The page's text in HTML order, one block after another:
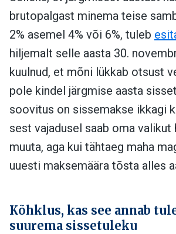
brutopalgast minema teise
2% asemel 4% või 6%, tuleb
hiljemalt selle aasta 30.
kuulnud, et mõni lükkab otsust
pole kindel järgmise aasta
soovitus on sissemakse ikkagi
sest vajadusel saab oma valikut
muuta, aga kui tähtaeg maha
uuesti maksemäära tõsta alles
Kõhklus, kas see annab
suurema sissetuleku